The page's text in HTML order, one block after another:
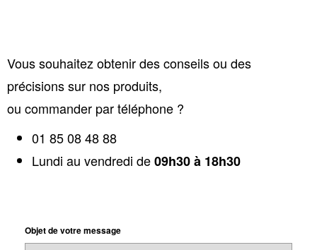
Vous souhaitez obtenir des conseils ou des
précisions sur nos produits,
ou commander par téléphone ?
01 85 08 48 88
Lundi au vendredi de09h30 à 18h30
Objet de votre message